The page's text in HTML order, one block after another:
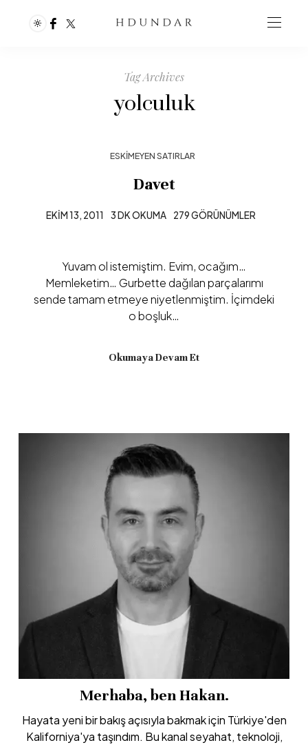
Tag Archives
yolculuk
ESKIMEYEN SATIRLAR
Davet
EKIM 13, 2011 3 DK OKUMA 279 GÖRÜNÜMLER
Yuvam ol istemiştim. Evim, ocağım…
Memleketim… Gurbette dağılan parçalarımı
sende tamam etmeye niyetlenmiştim. İçimdeki
o boşluk…
Okumaya Devam Et
Merhaba, ben Hakan.
Hayata yeni bir bakış açısıyla bakmak için Türkiye'den
Kaliforniya'ya taşındım. Bu kanal seyahat, teknoloji,